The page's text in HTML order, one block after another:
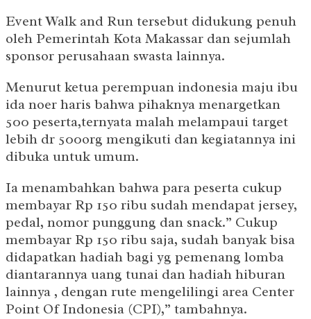
Event Walk and Run tersebut didukung penuh
oleh Pemerintah Kota Makassar dan sejumlah
sponsor perusahaan swasta lainnya.
Menurut ketua perempuan indonesia maju ibu
ida noer haris bahwa pihaknya menargetkan
500 peserta,ternyata malah melampaui target
lebih dr 500org mengikuti dan kegiatannya ini
dibuka untuk umum.
Ia menambahkan bahwa para peserta cukup
membayar Rp 150 ribu sudah mendapat jersey,
pedal, nomor punggung dan snack.” Cukup
membayar Rp 150 ribu saja, sudah banyak bisa
didapatkan hadiah bagi yg pemenang lomba
diantarannya uang tunai dan hadiah hiburan
lainnya , dengan rute mengelilingi area Center
Point Of Indonesia (CPI),” tambahnya.